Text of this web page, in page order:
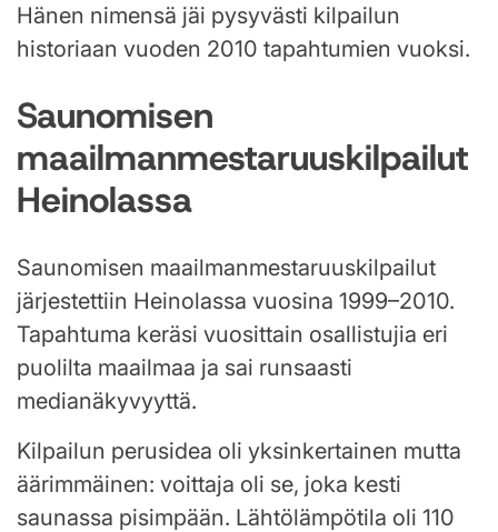
Hänen nimensä jäi pysyvästi kilpailun
historiaan vuoden 2010 tapahtumien vuoksi.
Saunomisen
maailmanmestaruuskilpailut
Heinolassa
Saunomisen maailmanmestaruuskilpailut
järjestettiin Heinolassa vuosina 1999–2010.
Tapahtuma keräsi vuosittain osallistujia eri
puolilta maailmaa ja sai runsaasti
medianäkyvyyttä.
Kilpailun perusidea oli yksinkertainen mutta
äärimmäinen: voittaja oli se, joka kesti
saunassa pisimpään. Lähtölämpötila oli 110